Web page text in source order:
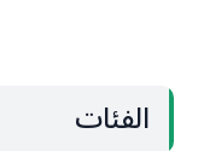
الفئات